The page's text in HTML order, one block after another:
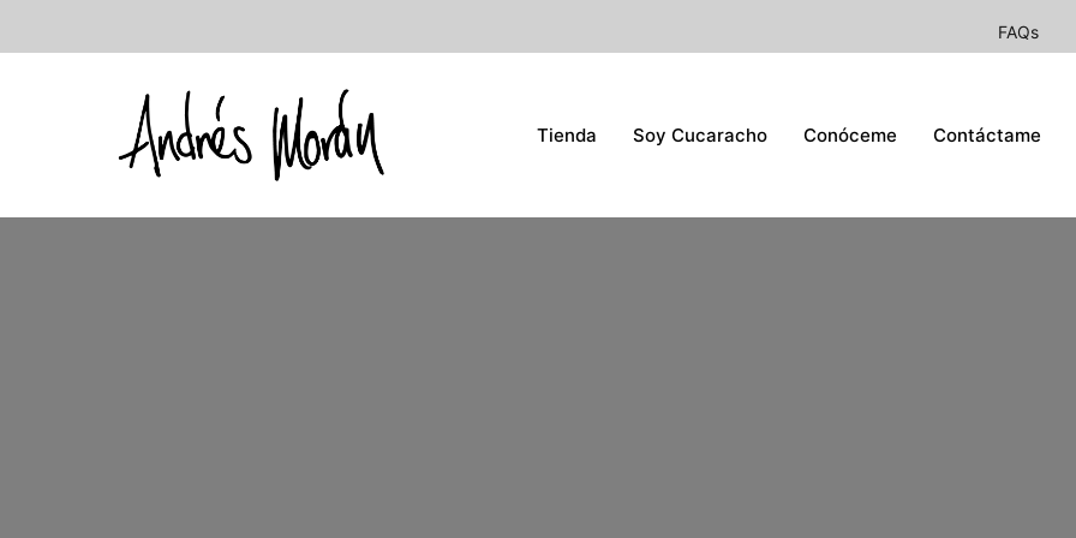
FAQs
Tienda Soy Cucaracho Conóceme Contáctame